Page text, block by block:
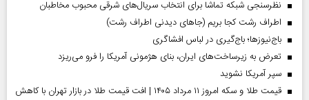
نظرسنجی شبکه تماشا برای انتخاب سریال‌های شرقی محبوب مخاطبان
اطراف رشت کجا بریم (جاهای دیدنی اطراف رشت)
باج‌نیوزها؛ باج‌گیری در لباس افشاگری
تعرض به زیرساخت‌های ایران، بنای هژمونی آمریکا را فرو می‌ریزد
سپر آمریکا نشوید
قیمت طلا و سکه امروز ۱۱ مرداد ۱۴۰۵ | افت قیمت طلا در بازار تهران با کاهش